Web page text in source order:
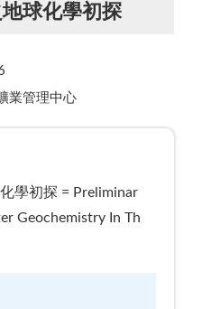
球化學初探
業管理中心
學初探 = Preliminar
Geochemistry In Th